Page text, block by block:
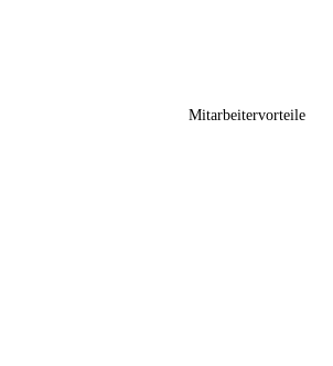
Mitarbeitervorteile